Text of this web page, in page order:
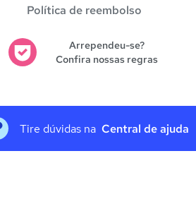
Política de reembolso
Arrependeu-se?
Confira nossas regras
Tire dúvidas na Central de ajuda